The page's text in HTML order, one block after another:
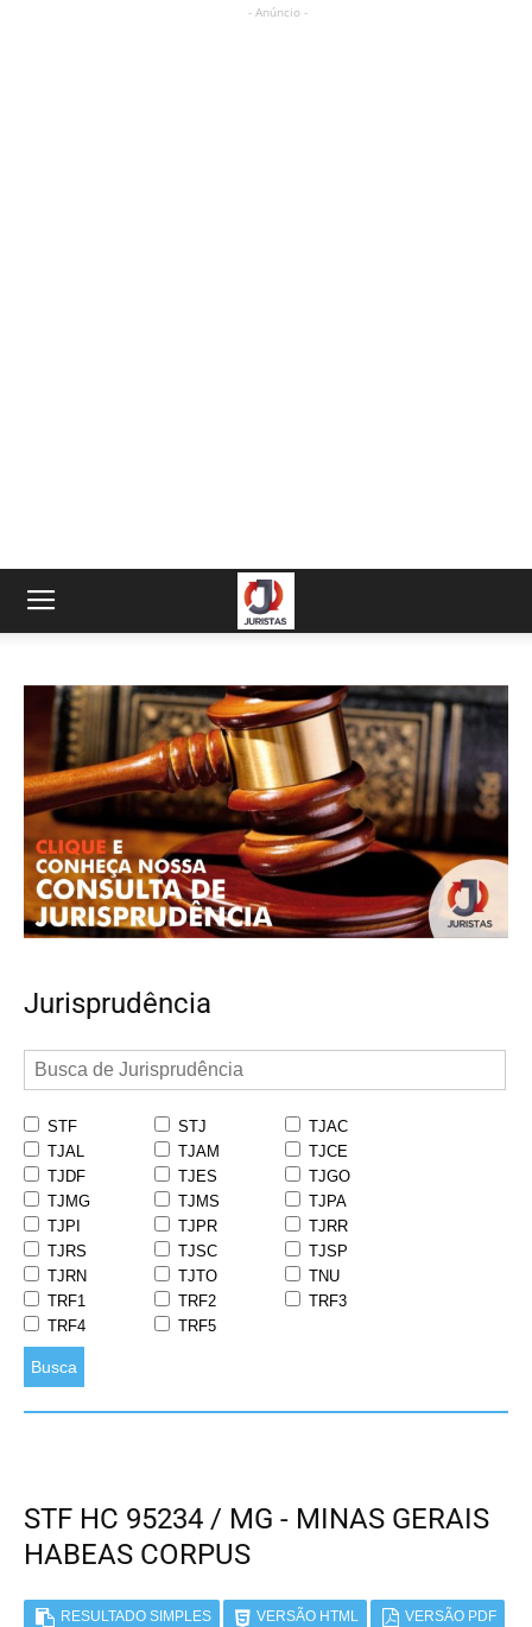
- Anúncio -
Jurisprudência
STF STJ
TJAC
TJAL
TJAM
TJCE
TJDF
TJES
TJGO
TJMG
TJMS
TJPA
TJPI
TJPR
TJRR
TJRS
TJSC
TJSP
TJRN
TJTO
TNU
TRF1
TRF2
TRF3
TRF4
TRF5
Busca
STF HC 95234 / MG - MINAS GERAIS
HABEAS CORPUS
RESULTADO SIMPLES VERSÃO HTML VERSÃO PDF